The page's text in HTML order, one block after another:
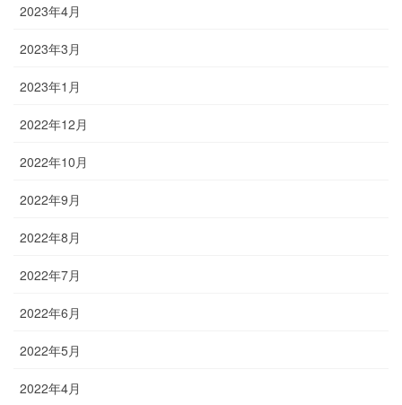
2023年4月
2023年3月
2023年1月
2022年12月
2022年10月
2022年9月
2022年8月
2022年7月
2022年6月
2022年5月
2022年4月